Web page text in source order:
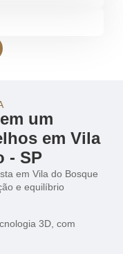
um
em Vila
- SP
em Vila do Bosque
e equilíbrio
3D, com